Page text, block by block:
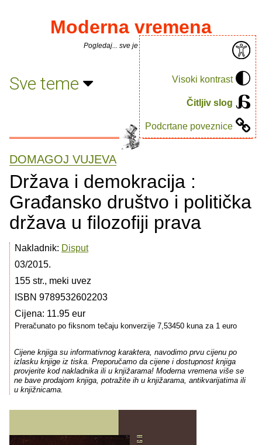
Visoki kontrast
Čitljiv slog
Podcrtane poveznice
Moderna vremena
Pogledaj... sve je puno knjiga.
Sve teme
DOMAGOJ VUJEVA
Država i demokracija :
Građansko društvo i politička
država u filozofiji prava
Nakladnik: Disput
03/2015.
155 str., meki uvez
ISBN 9789532602203
Cijena: 11.95 eur
Preračunato po fiksnom tečaju konverzije 7,53450 kuna za 1 euro
Cijene knjiga su informativnog karaktera, navodimo prvu cijenu po
izlasku knjige iz tiska. Preporučamo da cijene i dostupnost knjiga
provjerite kod nakladnika ili u knjižarama! Moderna vremena više se
ne bave prodajom knjiga, potražite ih u knjižarama, antikvarijatima ili
u knjižnicama.